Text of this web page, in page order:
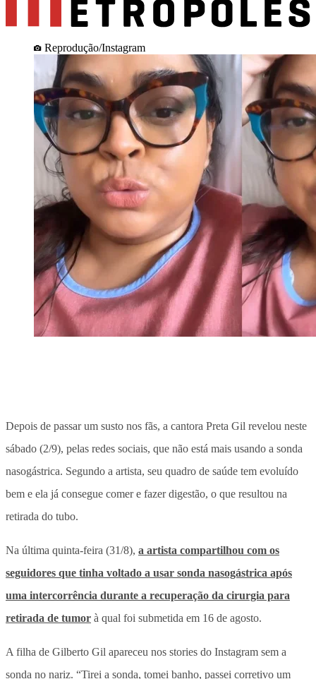
Reprodução/Instagram
Depois de passar um susto nos fãs, a cantora Preta Gil revelou neste
sábado (2/9), pelas redes sociais, que não está mais usando a sonda
nasogástrica. Segundo a artista, seu quadro de saúde tem evoluído
bem e ela já consegue comer e fazer digestão, o que resultou na
retirada do tubo.
Na última quinta-feira (31/8), a artista compartilhou com os
seguidores que tinha voltado a usar sonda nasogástrica após
uma intercorrência durante a recuperação da cirurgia para
retirada de tumor à qual foi submetida em 16 de agosto.
A filha de Gilberto Gil apareceu nos stories do Instagram sem a
sonda no nariz. “Tirei a sonda, tomei banho, passei corretivo um